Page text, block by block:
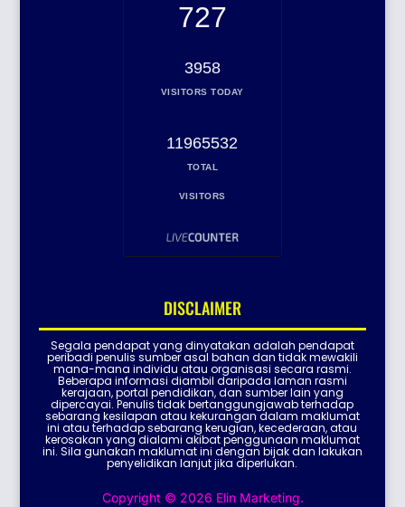
727
3958
VISITORS TODAY
11965532
TOTAL
VISITORS
DISCLAIMER
Segala pendapat yang dinyatakan adalah pendapat
peribadi penulis sumber asal bahan dan tidak mewakili
mana-mana individu atau organisasi secara rasmi.
Beberapa informasi diambil daripada laman rasmi
kerajaan, portal pendidikan, dan sumber lain yang
dipercayai. Penulis tidak bertanggungjawab terhadap
sebarang kesilapan atau kekurangan dalam maklumat
ini atau terhadap sebarang kerugian, kecederaan, atau
kerosakan yang dialami akibat penggunaan maklumat
ini. Sila gunakan maklumat ini dengan bijak dan lakukan
penyelidikan lanjut jika diperlukan.
Copyright © 2026 Elin Marketing.